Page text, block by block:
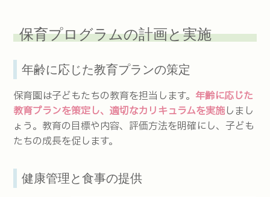
保育プログラムの計画と実施
年齢に応じた教育プランの策定
保育園は子どもたちの教育を担当します。 年齢に応じた
教育プランを策定し、適切なカリキュラムを実施しまし
ょう。教育の目標や内容、評価方法を明確にし、子ども
たちの成長を促します。
健康管理と食事の提供